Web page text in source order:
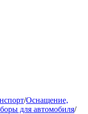
/Оснащение,
для автомобиля/